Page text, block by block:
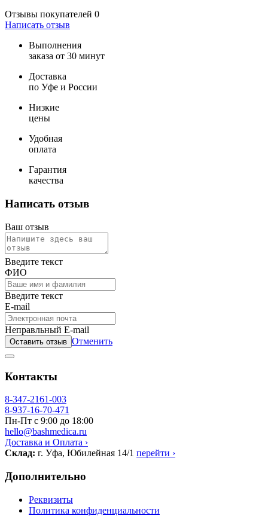
Отзывы покупателей 0
Написать отзыв
Выполнения
заказа от 30 минут
Доставка
по Уфе и России
Низкие
цены
Удобная
оплата
Гарантия
качества
Написать отзыв
Ваш отзыв
Введите текст
ФИО
Введите текст
E-mail
Неправльный E-mail
Оставить отзыв Отменить
Контакты
8-347-2161-003
8-937-16-70-471
Пн-Пт с 9:00 до 18:00
hello@bashmedica.ru
Доставка и Оплата ›
Склад: г. Уфа, Юбилейная 14/1 перейти ›
Дополнительно
Реквизиты
Политика конфиденциальности